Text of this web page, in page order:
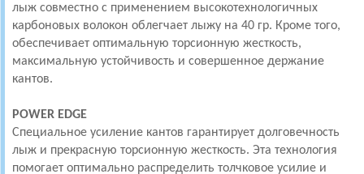
лыж совместно с применением высокотехнологичных
карбоновых волокон облегчает лыжу на 40 гр. Кроме того,
обеспечивает оптимальную торсионную жесткость,
максимальную устойчивость и совершенное держание
кантов.
POWER EDGE
Специальное усиление кантов гарантирует долговечность
лыж и прекрасную торсионную жесткость. Эта технология
помогает оптимально распределить толчковое усилие и